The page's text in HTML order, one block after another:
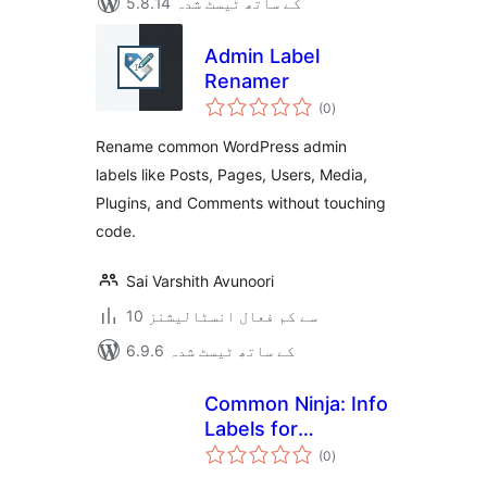
Admin Label
Renamer
(0مجموعی
درجہ
)
Rename common WordPress admin
labels like Posts, Pages, Users, Media,
Plugins, and Comments without touching
code.
Sai Varshith Avunoori
10 سے کم فعال انسٹالیشنز
6.9.6 کے ساتھ ٹیسٹ شدہ
Common Ninja: Info
Labels for
WooCommerce
(0مجموعی
درجہ
)